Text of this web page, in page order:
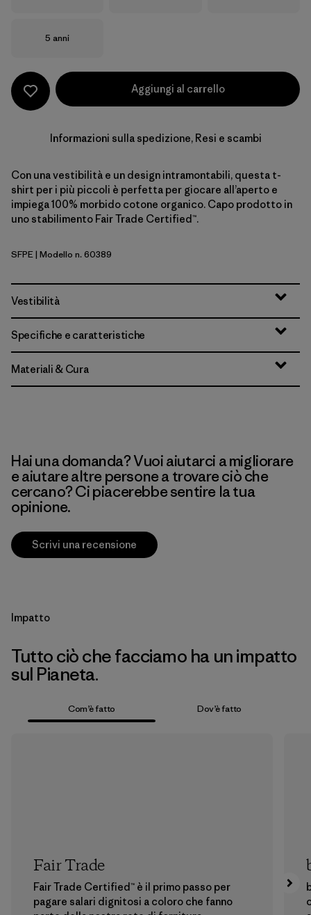
Taglia
5 anni
Aggiungi al carrello
Informazioni sulla spedizione, Resi e scambi
Con una vestibilità e un design intramontabili, questa t-
shirt per i più piccoli è perfetta per giocare all’aperto e
impiega 100% morbido cotone organico. Capo prodotto in
uno stabilimento Fair Trade Certified™.
Surf Shelly: Peach Sherbet
SFPE| Modello n. 60389
Vestibilità
Specifiche e caratteristiche
Materiali & Cura
Hai una domanda? Vuoi aiutarci a migliorare
e aiutare altre persone a trovare ciò che
cercano? Ci piacerebbe sentire la tua
opinione.
Scrivi una recensione
Impatto
Tutto ciò che facciamo ha un impatto
sul Pianeta.
Com’è fatto Dov’è fatto
Fair Trade
Fair Trade Certified™ è il primo passo per
pagare salari dignitosi a coloro che fanno